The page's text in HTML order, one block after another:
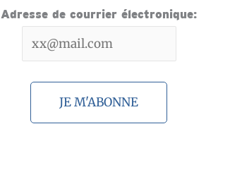
Adresse de courrier électronique: